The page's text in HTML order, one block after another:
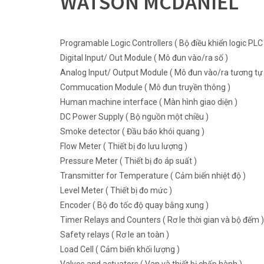
Programable Logic Controllers ( Bộ điều khiển logic
Digital Input/ Out Module ( Mô đun vào/ra số )
Analog Input/ Output Module ( Mô đun vào/ra tương tự
Commucation Module ( Mô đun truyền thông )
Human machine interface ( Màn hình giao diện )
DC Power Supply ( Bộ nguồn một chiều )
Smoke detector ( Đầu báo khói quang )
Flow Meter ( Thiết bị đo lưu lượng )
Pressure Meter ( Thiết bị đo áp suất )
Transmitter for Temperature ( Cảm biến nhiệt độ )
Level Meter ( Thiết bị đo mức )
Encoder ( Bộ đo tốc độ quay bằng xung )
Timer Relays and Counters ( Rơ le thời gian và bộ đếm )
Safety relays ( Rơ le an toàn )
Load Cell ( Cảm biến khối lượng )